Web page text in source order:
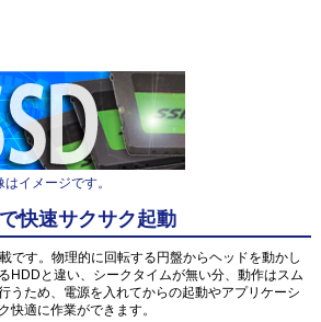
イメージです。
快速サクサク起動
です。物理的に回転する円盤からヘッドを動かし
HDDと違い、シークタイムが無い分、動作はスム
うため、電源を入れてからの起動やアプリケーシ
快適に作業ができます。